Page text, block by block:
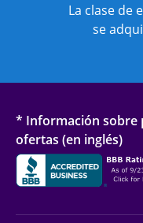
La clase de
se
* Información sobre
ofertas (en inglés)